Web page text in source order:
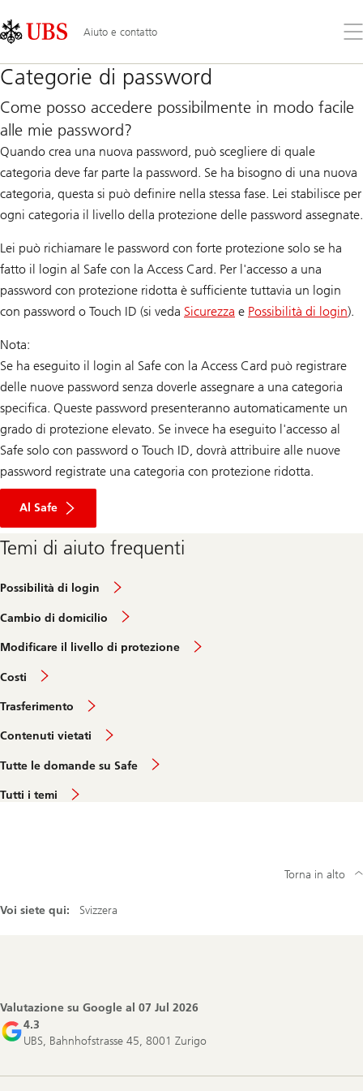
Links
Area
Aiuto e contatto
il
Categorie di password
Come posso accedere possibilmente in modo facile
alle mie password?
Quando crea una nuova password, può scegliere di quale
categoria deve far parte la password. Se ha bisogno di una nuova
categoria, questa si può definire nella stessa fase. Lei stabilisce per
ogni categoria il livello della protezione delle password assegnate.
Lei può richiamare le password con forte protezione solo se ha
fatto il login al Safe con la Access Card. Per l'accesso a una
password con protezione ridotta è sufficiente tuttavia un login
con password o Touch ID (si veda Sicurezza e Possibilità di login).
Nota:
Se ha eseguito il login al Safe con la Access Card può registrare
delle nuove password senza doverle assegnare a una categoria
specifica. Queste password presenteranno automaticamente un
grado di protezione elevato. Se invece ha eseguito l'accesso al
Safe solo con password o Touch ID, dovrà attribuire alle nuove
password registrate una categoria con protezione ridotta.
Al Safe
Temi di aiuto frequenti
Possibilità di login
Cambio di domicilio
Modificare il livello di protezione
Costi
Trasferimento
Contenuti vietati
Tutte le domande su Safe
Tutti i temi
Voi siete qui: Svizzera
Torna in alto
Valutazione su Google al 07 Jul 2026
4.3
UBS, Bahnhofstrasse 45, 8001 Zurigo